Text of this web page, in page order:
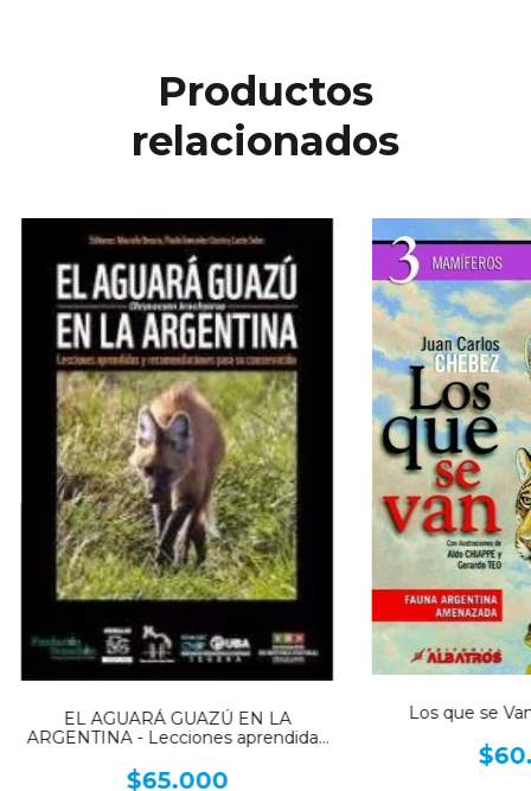
Productos
relacionados
EL AGUARÁ GUAZÚ EN LA
ARGENTINA - Lecciones aprendidas
conservación
$65.000
Los que se